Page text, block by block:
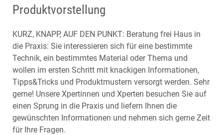
Produktvorstellung
KURZ, KNAPP, AUF DEN PUNKT: Beratung frei Haus in
die Praxis: Sie interessieren sich für eine bestimmte
Technik, ein bestimmtes Material oder Thema und
wollen im ersten Schritt mit knackigen Informationen,
Tipps&Tricks und Produktmustern versorgt werden. Sehr
gerne! Unsere Xpertinnen und Xperten besuchen Sie auf
einen Sprung in die Praxis und liefern Ihnen die
gewünschten Informationen und nehmen sich gerne Zeit
für Ihre Fragen.